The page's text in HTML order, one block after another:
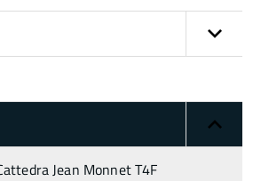
Jean Monnet T4F